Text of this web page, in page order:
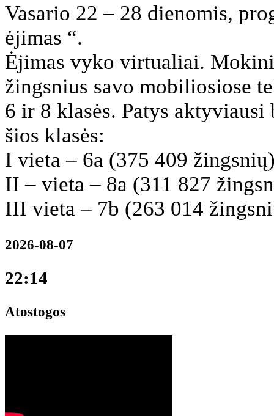
Vasario 22 – 28 dienomis,
ėjimas “.
Ėjimas vyko virtualiai.
žingsnius savo mobiliosiose
6 ir 8 klasės. Patys
šios klasės:
I vieta – 6a (375 409
II – vieta – 8a (311 827
III vieta – 7b (263 014
2026-08-07
22:14
Atostogos